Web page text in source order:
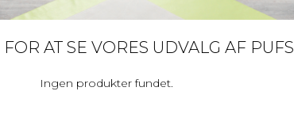
FOR AT SE VORES UDVALG AF PUFS
Ingen produkter fundet.